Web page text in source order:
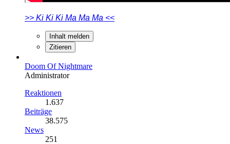
>> Ki Ki Ki Ma Ma Ma <<
Inhalt melden
Zitieren
Doom Of Nightmare
Administrator
Reaktionen
1.637
Beiträge
38.575
News
251